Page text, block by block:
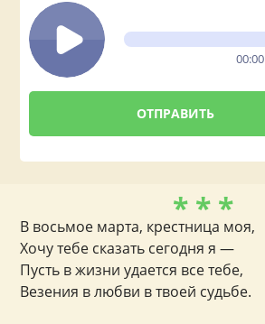
00:00
* * *
В восьмое марта, крестница моя,
Хочу тебе сказать сегодня я —
Пусть в жизни удается все тебе,
Везения в любви в твоей судьбе.